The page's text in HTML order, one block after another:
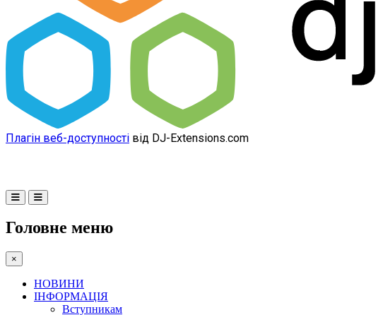
Плагін веб-доступності від DJ-Extensions.com
Головне меню
×
НОВИНИ
ІНФОРМАЦІЯ
Вступникам